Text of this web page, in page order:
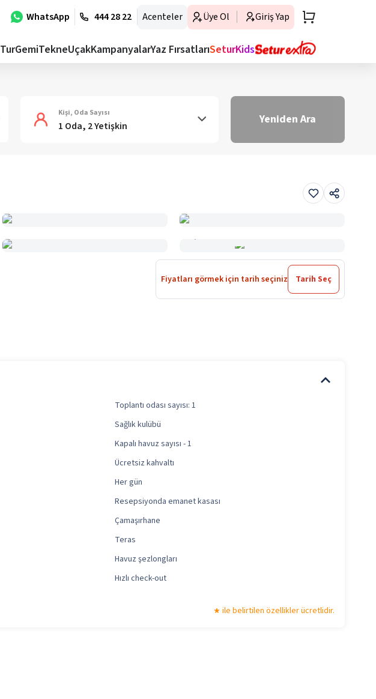
WhatsApp 444 28 22 Acenteler Üye Ol Giriş Yap
TurGemiTekneUçakKampanyalarYaz FırsatlarıSeturKids
Kişi, Oda Sayısı
1 Oda, 2 Yetişkin Yeniden Ara
Fiyatları görmek için tarih seçiniz Tarih Seç
Toplantı odası sayısı: 1
Sağlık kulübü
Kapalı havuz sayısı - 1
Ücretsiz kahvaltı
Her gün
Resepsiyonda emanet kasası
Çamaşırhane
Teras
Havuz şezlongları
Hızlı check-out
ile belirtilen özellikler ücretlidir.